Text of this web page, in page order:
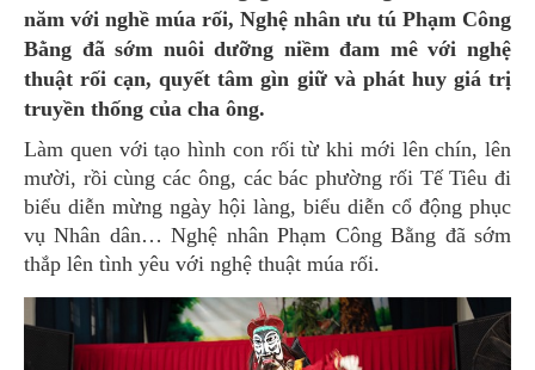
năm với nghề múa rối, Nghệ nhân ưu tú Phạm Công
Bằng đã sớm nuôi dưỡng niềm đam mê với nghệ
thuật rối cạn, quyết tâm gìn giữ và phát huy giá trị
truyền thống của cha ông.
Làm quen với tạo hình con rối từ khi mới lên chín, lên
mười, rồi cùng các ông, các bác phường rối Tế Tiêu đi
biểu diễn mừng ngày hội làng, biểu diễn cổ động phục
vụ Nhân dân… Nghệ nhân Phạm Công Bằng đã sớm
thắp lên tình yêu với nghệ thuật múa rối.